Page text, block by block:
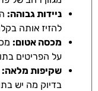
ניידות גבוהה:
להזיז אותה
מכסה אטום:
על הפריטים
שקיפות מלאה:
בדיוק מה יש